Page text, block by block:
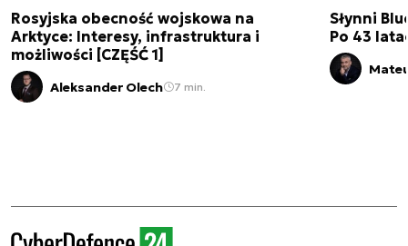
Rosyjska obecność wojskowa na
Arktyce: Interesy, infrastruktura i
możliwości [CZĘŚĆ 1]
Aleksander Olech 7 min.
Słynni
Po 43